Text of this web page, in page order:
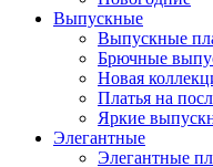
Выпускные
Выпускные
Брючные
Новая
Платья на
Яркие
Элегантные
Элегантные